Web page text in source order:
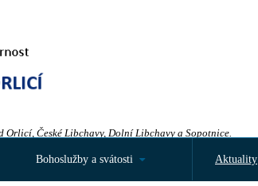
Orlicí, České Libchavy, Dolní Libchavy a Sopotnice.
Bohoslužby a svátosti Aktuality